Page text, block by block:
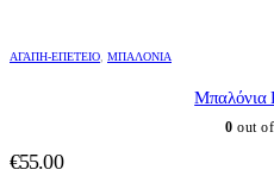
ΑΓΆΠΗ-ΕΠΈΤΕΙΟ ΜΠΑΛΌΝΙΑ
Μπαλόνια
0 out
€55.00